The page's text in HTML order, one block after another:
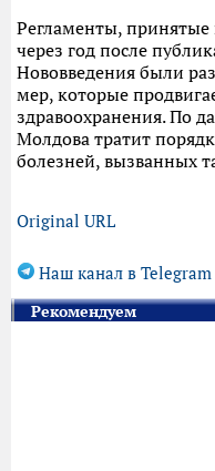
Регламенты, принятые
через год после
Нововведения были
мер, которые
здравоохранения. По
Молдова тратит
болезней, вызванных
Original URL
Наш канал в Telegram
Рекомендуем